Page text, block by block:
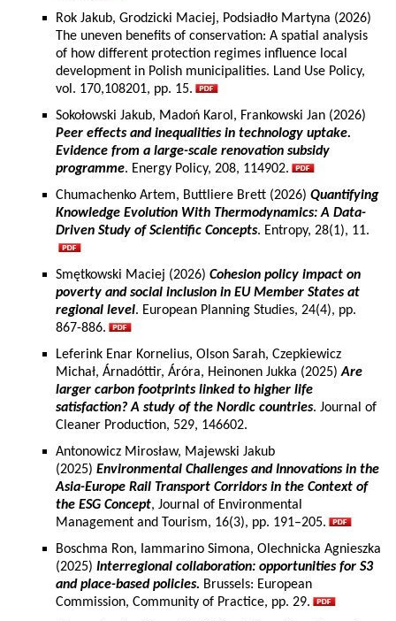
Rok Jakub, Grodzicki Maciej, Podsiadło Martyna (2026)
The uneven benefits of conservation: A spatial analysis
of how different protection regimes influence local
development in Polish municipalities. Land Use Policy,
vol. 170,108201, pp. 15.
Sokołowski Jakub, Madoń Karol, Frankowski Jan (2026)
Peer effects and inequalities in technology uptake.
Evidence from a large-scale renovation subsidy
programme. Energy Policy, 208, 114902.
Chumachenko Artem, Buttliere Brett (2026) Quantifying
Knowledge Evolution With Thermodynamics: A Data-
Driven Study of Scientific Concepts. Entropy, 28(1), 11.
Smętkowski Maciej (2026) Cohesion policy impact on
poverty and social inclusion in EU Member States at
regional level. European Planning Studies, 24(4), pp.
867-886.
Leferink Enar Kornelius, Olson Sarah, Czepkiewicz
Michał, Árnadóttir, Áróra, Heinonen Jukka (2025)Are
larger carbon footprints linked to higher life
satisfaction? A study of the Nordic countries. Journal of
Cleaner Production, 529, 146602.
Antonowicz Mirosław, Majewski Jakub
(2025) Environmental Challenges and Innovations in the
Asia-Europe Rail Transport Corridors in the Context of
the ESG Concept, Journal of Environmental
Management and Tourism, 16(3), pp. 191–205.
Boschma Ron, Iammarino Simona, Olechnicka Agnieszka
(2025) Interregional collaboration: opportunities for S3
and place-based policies. Brussels: European
Commission, Community of Practice, pp. 29.